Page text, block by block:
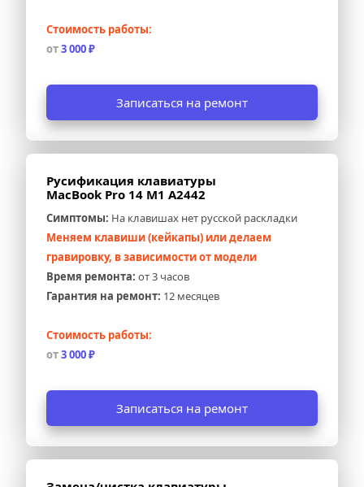
Стоимость работы:
от 3 000 ₽
Записаться на ремонт
Русификация клавиатуры
MacBook Pro 14 M1 A2442
Симптомы: На клавишах нет русской раскладки
Меняем клавиши (кейкапы) или делаем
гравировку, в зависимости от модели
Время ремонта: от 3 часов
Гарантия на ремонт: 12 месяцев
Стоимость работы:
от 3 000 ₽
Записаться на ремонт